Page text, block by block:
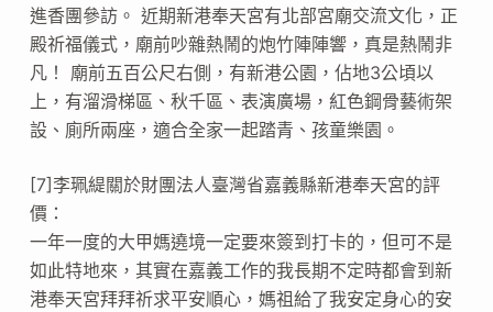
進香團參訪。 近期新港奉天宮有北部宮廟交流文化，正
殿祈福儀式，廟前吵雜熱鬧的炮竹陣陣響，真是熱鬧非
凡！ 廟前五百公尺右側，有新港公園，佔地3公頃以
上，有溜滑梯區、秋千區、表演廣場，紅色鋼骨藝術架
設、廁所兩座，適合全家一起踏青、孩童樂園。
[7]李珮緹關於財團法人臺灣省嘉義縣新港奉天宮的評
價：
一年一度的大甲媽遶境一定要來簽到打卡的，但可不是
如此特地來，其實在嘉義工作的我長期不定時都會到新
港奉天宮拜拜祈求平安順心，媽祖給了我安定身心的安